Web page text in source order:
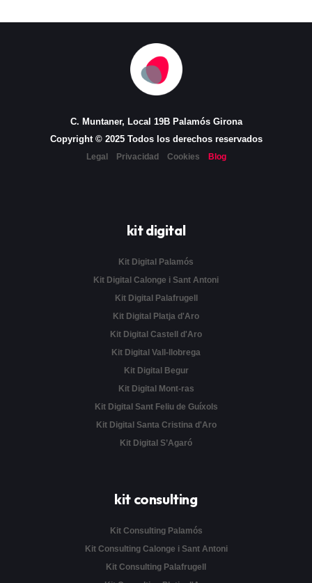
C. Muntaner, Local 19B Palamós Girona
Copyright © 2025 Todos los derechos reservados
Legal Privacidad Cookies Blog
kit digital
Kit Digital Palamós
Kit Digital Calonge i Sant Antoni
Kit Digital Palafrugell
Kit Digital Platja d'Aro
Kit Digital Castell d'Aro
Kit Digital Vall-llobrega
Kit Digital Begur
Kit Digital Mont-ras
Kit Digital Sant Feliu de Guíxols
Kit Digital Santa Cristina d'Aro
Kit Digital S’Agaró
kit consulting
Kit Consulting Palamós
Kit Consulting Calonge i Sant Antoni
Kit Consulting Palafrugell